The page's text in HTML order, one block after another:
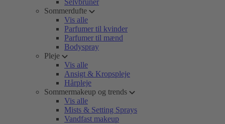
Selvbruner
Sommerdufte
Vis alle
Parfumer til kvinder
Parfumer til mænd
Bodyspray
Pleje
Vis alle
Ansigt & Kropspleje
Hårpleje
Sommermakeup og trends
Vis alle
Mists & Setting Sprays
Vandfast makeup